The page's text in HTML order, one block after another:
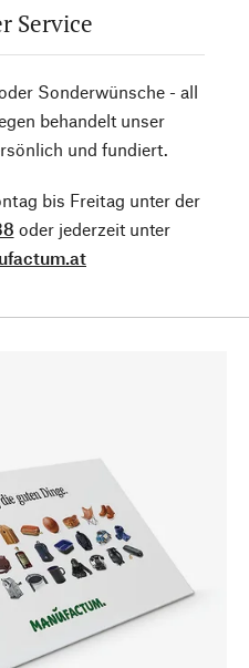
Service
Sonderwünsche - all
behandelt unser
und fundiert.
bis Freitag unter der
oder jederzeit unter